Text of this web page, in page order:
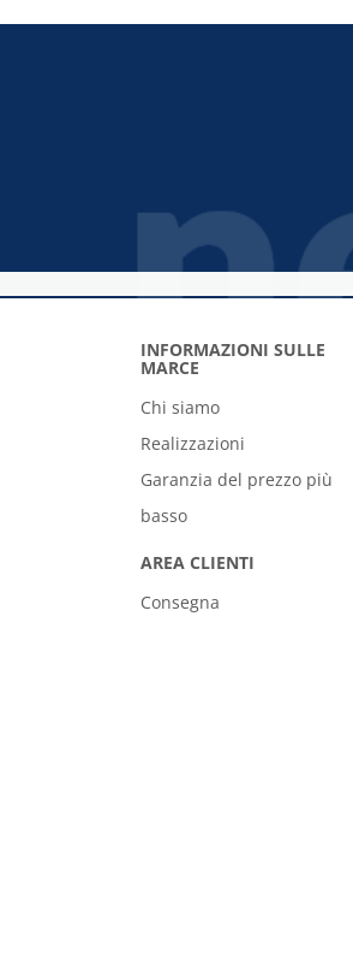
INFORMAZIONI SULLE
MARCE
Chi siamo
Realizzazioni
Garanzia del prezzo più
basso
AREA CLIENTI
Consegna